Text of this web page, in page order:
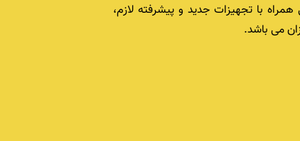
با تجهیزات جدید و پیشرفته لازم،
می باشد.